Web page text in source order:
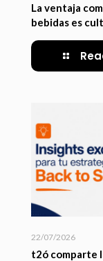
La ventaja
bebidas es
22/07/2026
t2ó comparte